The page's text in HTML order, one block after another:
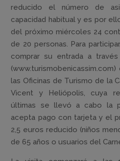
reducido el número de
capacidad habitual y es por
del próximo miércoles 24
de 20 personas. Para
comprar su entrada a
las Oficinas de Turismo de la
Vicent y Heliópolis, cuya
últimas se llevó a cabo la
acepta pago con tarjeta y el
2,5 euros reducido (niños
de 65 años o usuarios del